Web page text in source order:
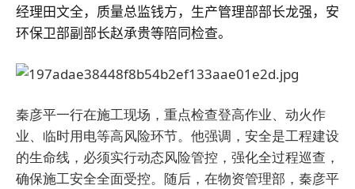
经理田文全，质量总监钱方，生产管理部部长龙强，安
环保卫部副部长赵承贵等陪同检查。
秦彦平一行在施工现场，重点检查登高作业、动火作
业、临时用电等高风险环节。他强调，安全是工程建设
的生命线，必须实行动态风险管控，强化全过程巡查，
确保施工安全全面受控。随后，在物资管理部，秦彦平